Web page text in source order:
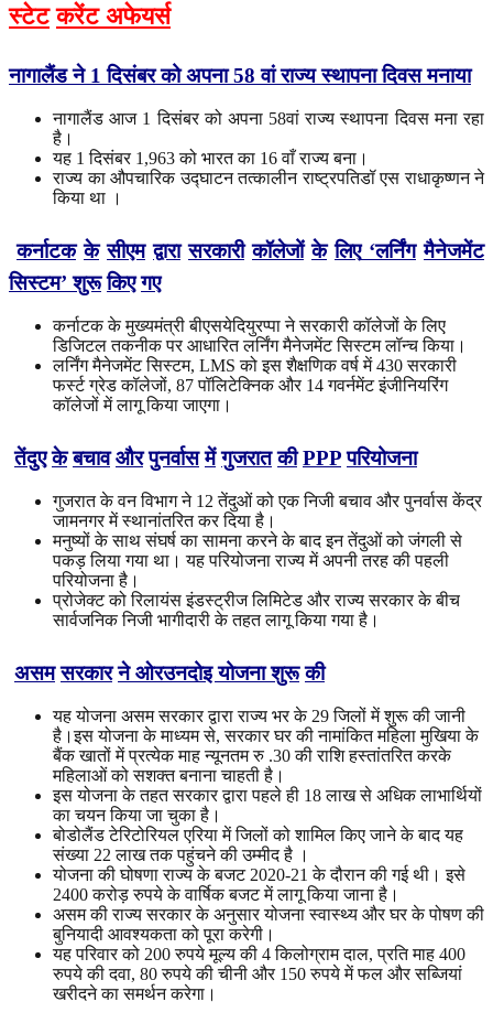
स्टेट करेंट अफेयर्स
नागालैंड ने 1 दिसंबर को अपना 58 वां राज्य स्थापना दिवस मनाया
नागालैंड आज 1 दिसंबर को अपना 58वां राज्य स्थापना दिवस मना रहा
है।
यह 1 दिसंबर 1,963 को भारत का 16 वाँ राज्य बना।
राज्य का औपचारिक उद्घाटन तत्कालीन राष्ट्रपतिडॉ एस राधाकृष्णन ने
किया था ।
कर्नाटक के सीएम द्वारा सरकारी कॉलेजों के लिए‘लर्निंग मैनेजमेंट
सिस्टम’ शुरू किए गए
कर्नाटक के मुख्यमंत्री बीएसयेदियुरप्पा ने सरकारी कॉलेजों के लिए
डिजिटल तकनीक पर आधारित लर्निंग मैनेजमेंट सिस्टम लॉन्च किया।
लर्निंग मैनेजमेंट सिस्टम, LMS को इस शैक्षणिक वर्ष में 430 सरकारी
फर्स्ट ग्रेड कॉलेजों, 87 पॉलिटेक्निक और 14 गवर्नमेंट इंजीनियरिंग
कॉलेजों में लागू किया जाएगा।
तेंदुए के बचाव और पुनर्वास में गुजरात की PPP परियोजना
गुजरात के वन विभाग ने 12 तेंदुओं को एक निजी बचाव और पुनर्वास केंद्र
जामनगर में स्थानांतरित कर दिया है।
मनुष्यों के साथ संघर्ष का सामना करने के बाद इन तेंदुओं को जंगली से
पकड़ लिया गया था। यह परियोजना राज्य में अपनी तरह की पहली
परियोजना है।
प्रोजेक्ट को रिलायंस इंडस्ट्रीज लिमिटेड और राज्य सरकार के बीच
सार्वजनिक निजी भागीदारी के तहत लागू किया गया है।
असम सरकार ने ओरउनदोइ योजना शुरू की
यह योजना असम सरकार द्वारा राज्य भर के 29 जिलों में शुरू की जानी
है।इस योजना के माध्यम से, सरकार घर की नामांकित महिला मुखिया के
बैंक खातों में प्रत्येक माह न्यूनतम रु .30 की राशि हस्तांतरित करके
महिलाओं को सशक्त बनाना चाहती है।
इस योजना के तहत सरकार द्वारा पहले ही 18 लाख से अधिक लाभार्थियों
का चयन किया जा चुका है।
बोडोलैंड टेरिटोरियल एरिया में जिलों को शामिल किए जाने के बाद यह
संख्या 22 लाख तक पहुंचने की उम्मीद है ।
योजना की घोषणा राज्य के बजट 2020-21 के दौरान की गई थी। इसे
2400 करोड़ रुपये के वार्षिक बजट में लागू किया जाना है।
असम की राज्य सरकार के अनुसार योजना स्वास्थ्य और घर के पोषण की
बुनियादी आवश्यकता को पूरा करेगी।
यह परिवार को 200 रुपये मूल्य की 4 किलोग्राम दाल, प्रति माह 400
रुपये की दवा, 80 रुपये की चीनी और 150 रुपये में फल और सब्जियां
खरीदने का समर्थन करेगा।